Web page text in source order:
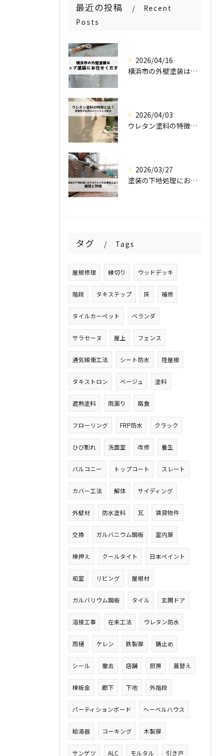
最近の投稿
Recent
Posts
2026/04/16
横浜市の外壁塗装はステップ塗装にお任せください！
2026/04/03
ウレタン塗料の特徴とは？密着性や光沢のメリットと注意点を解説！
2026/03/27
塗装の下地処理におけるケレンの必要性とは？種類と特徴を解説！
タグ Tags
屋根修理 縁切り ウッドデッキ
階段 タキステップ 床 補修
タイルカーペット ベランダ
サラセーヌ 屋上 フェンス
通気緩衝工法 シート防水 陸屋根
タキストロン ベージュ 塗料
遮熱塗料 雨漏り 腐食
フローリング FRP防水 クラック
ひび割れ 洗面室 改修 養生
バルコニー トップコート スレート
カバー工法 解体 サイディング
外壁材 防水塗料 瓦 賃貸物件
交換 ガルバニウム鋼板 室内扉
棟押え クールタイト 日本ペイント
和室 リビング 屋根材
ガルバリウム鋼板 タイル 玄関ドア
溶接工事 在来工法 ウレタン防水
雨樋 ケレン 鉄製扉 錆止め
シール 撤去 店舗 厨房 葺替え
棟板金 廊下 下地 外階段
パーティションボード ヘーベルハウス
給湯器 コーキング 木製扉
サンゲツ ALC モルタル 引き戸